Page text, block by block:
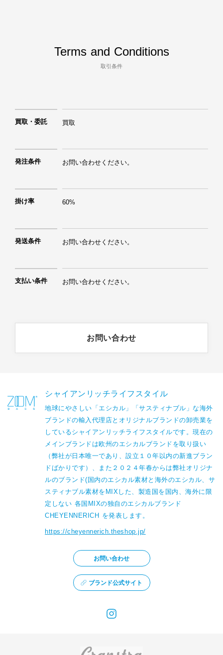
Terms and Conditions
取引条件
買取・委託 買取
発注条件 お問い合わせください。
掛け率 60%
発送条件 お問い合わせください。
支払い条件 お問い合わせください。
お問い合わせ
シャイアンリッチライフスタイル
地球にやさしい「エシカル」「サスティナブル」な海外
ブランドの輸入代理店とオリジナルブランドの卸売業を
しているシャイアンリッチライフスタイルです。現在の
メインブランドは欧州のエシカルブランドを取り扱い
（弊社が日本唯一であり、設立１０年以内の新進ブラン
ドばかりです）、また２０２４年春からは弊社オリジナ
ルのブランド(国内のエシカル素材と海外のエシカル、サ
スティナブル素材をMIXした、製造国を国内、海外に限
定しない 各国MIXの独自のエシカルブランド
CHEYENNERICH を発表します。
https://cheyennerich.theshop.jp/
お問い合わせ
ブランド公式サイト